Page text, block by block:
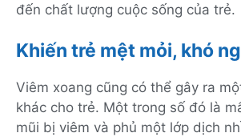
đến chất lượng cuộc sống của trẻ.
Khiến trẻ mệt mỏi, khó
Viêm xoang cũng có thể gây ra
khác cho trẻ. Một trong số đó là
mũi bị viêm và phủ một lớp dịch